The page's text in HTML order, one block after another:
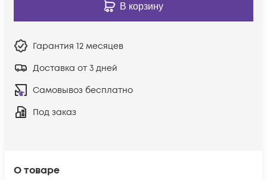
О товаре
В корзину
Гарантия 12 месяцев
Доставка от 3 дней
Самовывоз бесплатно
Под заказ